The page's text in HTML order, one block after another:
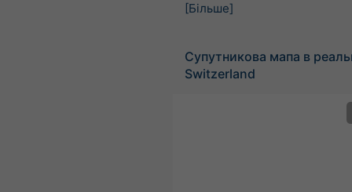
[Більше]
Супутникова мапа в
Switzerland